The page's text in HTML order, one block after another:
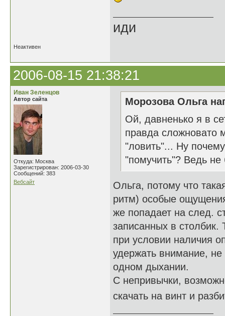
иди
Неактивен
2006-08-15 21:38:21
Иван Зеленцов
Автор сайта
Откуда: Москва
Зарегистрирован: 2006-03-30
Сообщений: 383
Вебсайт
Морозова Ольга
Ой, давненько я в
правда сложновато
"ловить"... Ну
"помучить"? Ведь не
Ольга, потому что
ритм) особые
же попадает на след.
записанных в
при условии наличия
удержать внимание, не
одном дыхании.
С непривычки,
скачать на винт и